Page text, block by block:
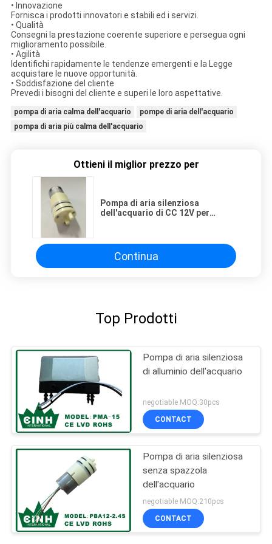
• Innovazione
Fornisca i prodotti innovatori e stabili ed i servizi.
• Qualità
Consegni la prestazione coerente superiore e persegua ogni
miglioramento possibile.
• Agilità
Identifichi rapidamente le tendenze emergenti e la Legge
acquistare le nuove opportunità.
• Soddisfazione del cliente
Prevedi i bisogni del cliente e superi le loro aspettative.
pompa di aria calma dell'acquario
pompe di aria dell'acquario
pompa di aria più calma dell'acquario
Ottieni il miglior prezzo per
Pompa di aria silenziosa
dell'acquario di CC 12V per
Continua
Top Prodotti
Pompa di aria silenziosa
di alluminio dell'acquario
negotiable MOQ:30pcs
CONTACT
Pompa di aria silenziosa
senza spazzola
dell'acquario
negotiable MOQ:210pcs
CONTACT